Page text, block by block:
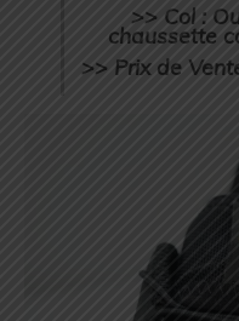
>> Col :
chaussette
>> Prix de